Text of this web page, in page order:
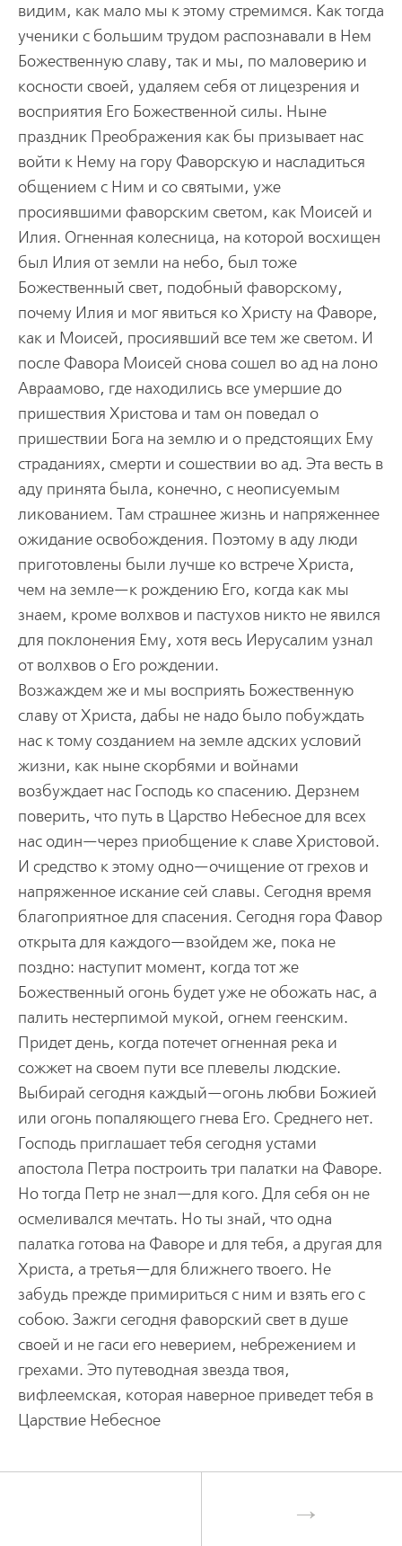
видим, как мало мы к этому стремимся. Как тогда
ученики с большим трудом распознавали в Нем
Божественную славу, так и мы, по маловерию и
косности своей, удаляем себя от лицезрения и
восприятия Его Божественной силы. Ныне
праздник Преображения как бы призывает нас
войти к Нему на гору Фаворскую и насладиться
общением с Ним и со святыми, уже
просиявшими фаворским светом, как Моисей и
Илия. Огненная колесница, на которой восхищен
был Илия от земли на небо, был тоже
Божественный свет, подобный фаворскому,
почему Илия и мог явиться ко Христу на Фаворе,
как и Моисей, просиявший все тем же светом. И
после Фавора Моисей снова сошел во ад на лоно
Авраамово, где находились все умершие до
пришествия Христова и там он поведал о
пришествии Бога на землю и о предстоящих Ему
страданиях, смерти и сошествии во ад. Эта весть в
аду принята была, конечно, с неописуемым
ликованием. Там страшнее жизнь и напряженнее
ожидание освобождения. Поэтому в аду люди
приготовлены были лучше ко встрече Христа,
чем на земле—к рождению Его, когда как мы
знаем, кроме волхвов и пастухов никто не явился
для поклонения Ему, хотя весь Иерусалим узнал
от волхвов о Его рождении.
Возжаждем же и мы восприять Божественную
славу от Христа, дабы не надо было побуждать
нас к тому созданием на земле адских условий
жизни, как ныне скорбями и войнами
возбуждает нас Господь ко спасению. Дерзнем
поверить, что путь в Царство Небесное для всех
нас один—через приобщение к славе Христовой.
И средство к этому одно—очищение от грехов и
напряженное искание сей славы. Сегодня время
благоприятное для спасения. Сегодня гора Фавор
открыта для каждого—взойдем же, пока не
поздно: наступит момент, когда тот же
Божественный огонь будет уже не обожать нас, а
палить нестерпимой мукой, огнем геенским.
Придет день, когда потечет огненная река и
сожжет на своем пути все плевелы людские.
Выбирай сегодня каждый—огонь любви Божией
или огонь попаляющего гнева Его. Среднего нет.
Господь приглашает тебя сегодня устами
апостола Петра построить три палатки на Фаворе.
Но тогда Петр не знал—для кого. Для себя он не
осмеливался мечтать. Но ты знай, что одна
палатка готова на Фаворе и для тебя, а другая для
Христа, а третья—для ближнего твоего. Не
забудь прежде примириться с ним и взять его с
собою. Зажги сегодня фаворский свет в душе
своей и не гаси его неверием, небрежением и
грехами. Это путеводная звезда твоя,
вифлеемская, которая наверное приведет тебя в
Царствие Небесное